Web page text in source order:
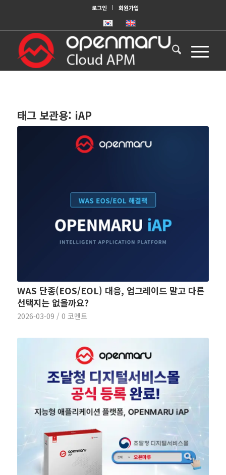
로그인 회원가입
태그 보관용: iAP
WAS 단종(EOS/EOL) 대응, 업그레이드 말고 다른
선택지는 없을까요?
2026-03-09 / 0 코멘트